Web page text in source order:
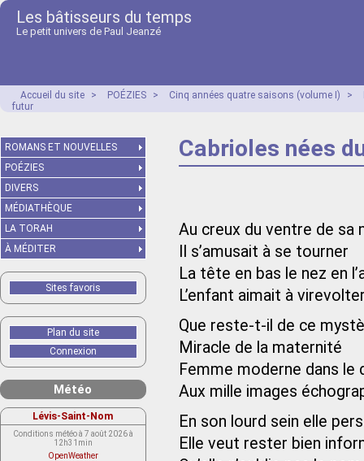
Les bâtisseurs du temps
Le petit univers de Paul Jeanzé
Accueil du site > POÉZIES > Cinq années quatre saisons (volume I) >
futur
Cabrioles nées
Au creux du ventre de sa
Il s’amusait à se tourner
La tête en bas le nez en
L’enfant aimait à
Que reste-t-il de ce
Miracle de la maternité
Femme moderne dans le
Aux mille images
En son lourd sein elle
Elle veut rester bien
ROMANS ET NOUVELLES
POÉZIES
DIVERS
MÉDIATHÈQUE
LA TORAH
À MÉDITER
Sites favoris
Plan du site
Connexion
Météo
Lévis-Saint-Nom
Conditions météo à 7 août 2026 à
12h31min
OpenWeather